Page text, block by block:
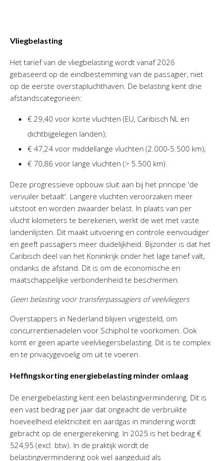
Vliegbelasting
Het tarief van de vliegbelasting wordt vanaf 2026
gebaseerd op de eindbestemming van de passagier, niet
op de eerste overstapluchthaven. De belasting kent drie
afstandscategorieën:
€ 29,40 voor korte vluchten (EU, Caribisch NL en
dichtbijgelegen landen);
€ 47,24 voor middellange vluchten (2.000-5.500 km);
€ 70,86 voor lange vluchten (> 5.500 km).
Deze progressieve opbouw sluit aan bij het principe 'de
vervuiler betaalt'. Langere vluchten veroorzaken meer
uitstoot en worden zwaarder belast. In plaats van per
vlucht kilometers te berekenen, werkt de wet met vaste
landenlijsten. Dit maakt uitvoering en controle eenvoudiger
en geeft passagiers meer duidelijkheid. Bijzonder is dat het
Caribisch deel van het Koninkrijk onder het lage tarief valt,
ondanks de afstand. Dit is om de economische en
maatschappelijke verbondenheid te beschermen.
Geen belasting voor transferpassagiers of veelvliegers
Overstappers in Nederland blijven vrijgesteld, om
concurrentienadelen voor Schiphol te voorkomen. Ook
komt er geen aparte veelvliegersbelasting. Dit is te complex
en te privacygevoelig om uit te voeren.
Heffingskorting energiebelasting minder omlaag
De energiebelasting kent een belastingvermindering. Dit is
een vast bedrag per jaar dat ongeacht de verbruikte
hoeveelheid elektriciteit en aardgas in mindering wordt
gebracht op de energierekening. In 2025 is het bedrag €
524,95 (excl. btw). In de praktijk wordt de
belastingvermindering ook wel aangeduid als